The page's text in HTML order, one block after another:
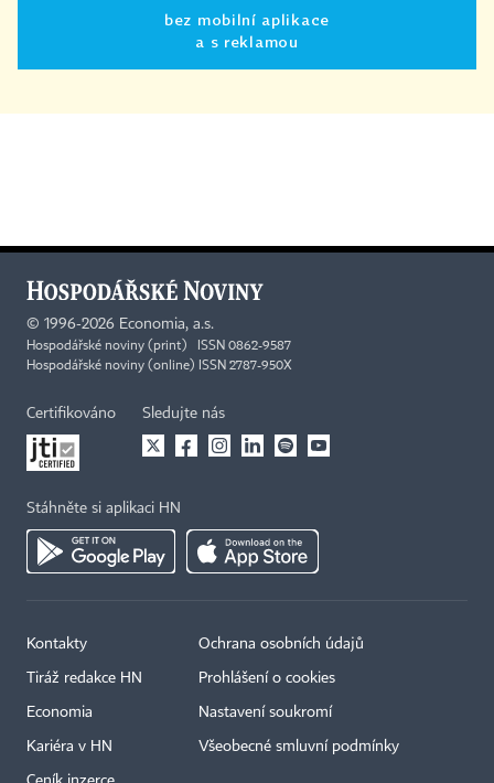
bez mobilní aplikace
a s reklamou
© 1996-2026 Economia, a.s.
Hospodářské noviny (print) ISSN 0862-9587
Hospodářské noviny (online) ISSN 2787-950X
Certifikováno Sledujte nás
Stáhněte si aplikaci HN
Kontakty
Tiráž redakce HN
Economia
Kariéra v HN
Ochrana osobních údajů
Prohlášení o cookies
Nastavení soukromí
Všeobecné smluvní podmínky